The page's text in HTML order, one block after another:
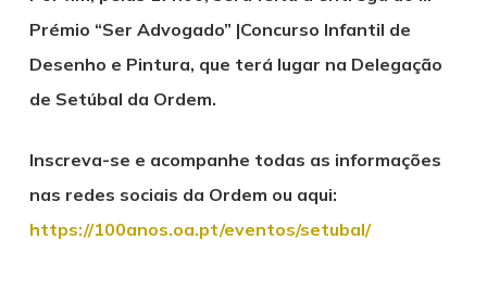
Prémio “Ser Advogado” |Concurso Infantil de
Desenho e Pintura, que terá lugar na Delegação
de Setúbal da Ordem.
Inscreva-se e acompanhe todas as informações
nas redes sociais da Ordem ou aqui:
https://100anos.oa.pt/eventos/setubal/